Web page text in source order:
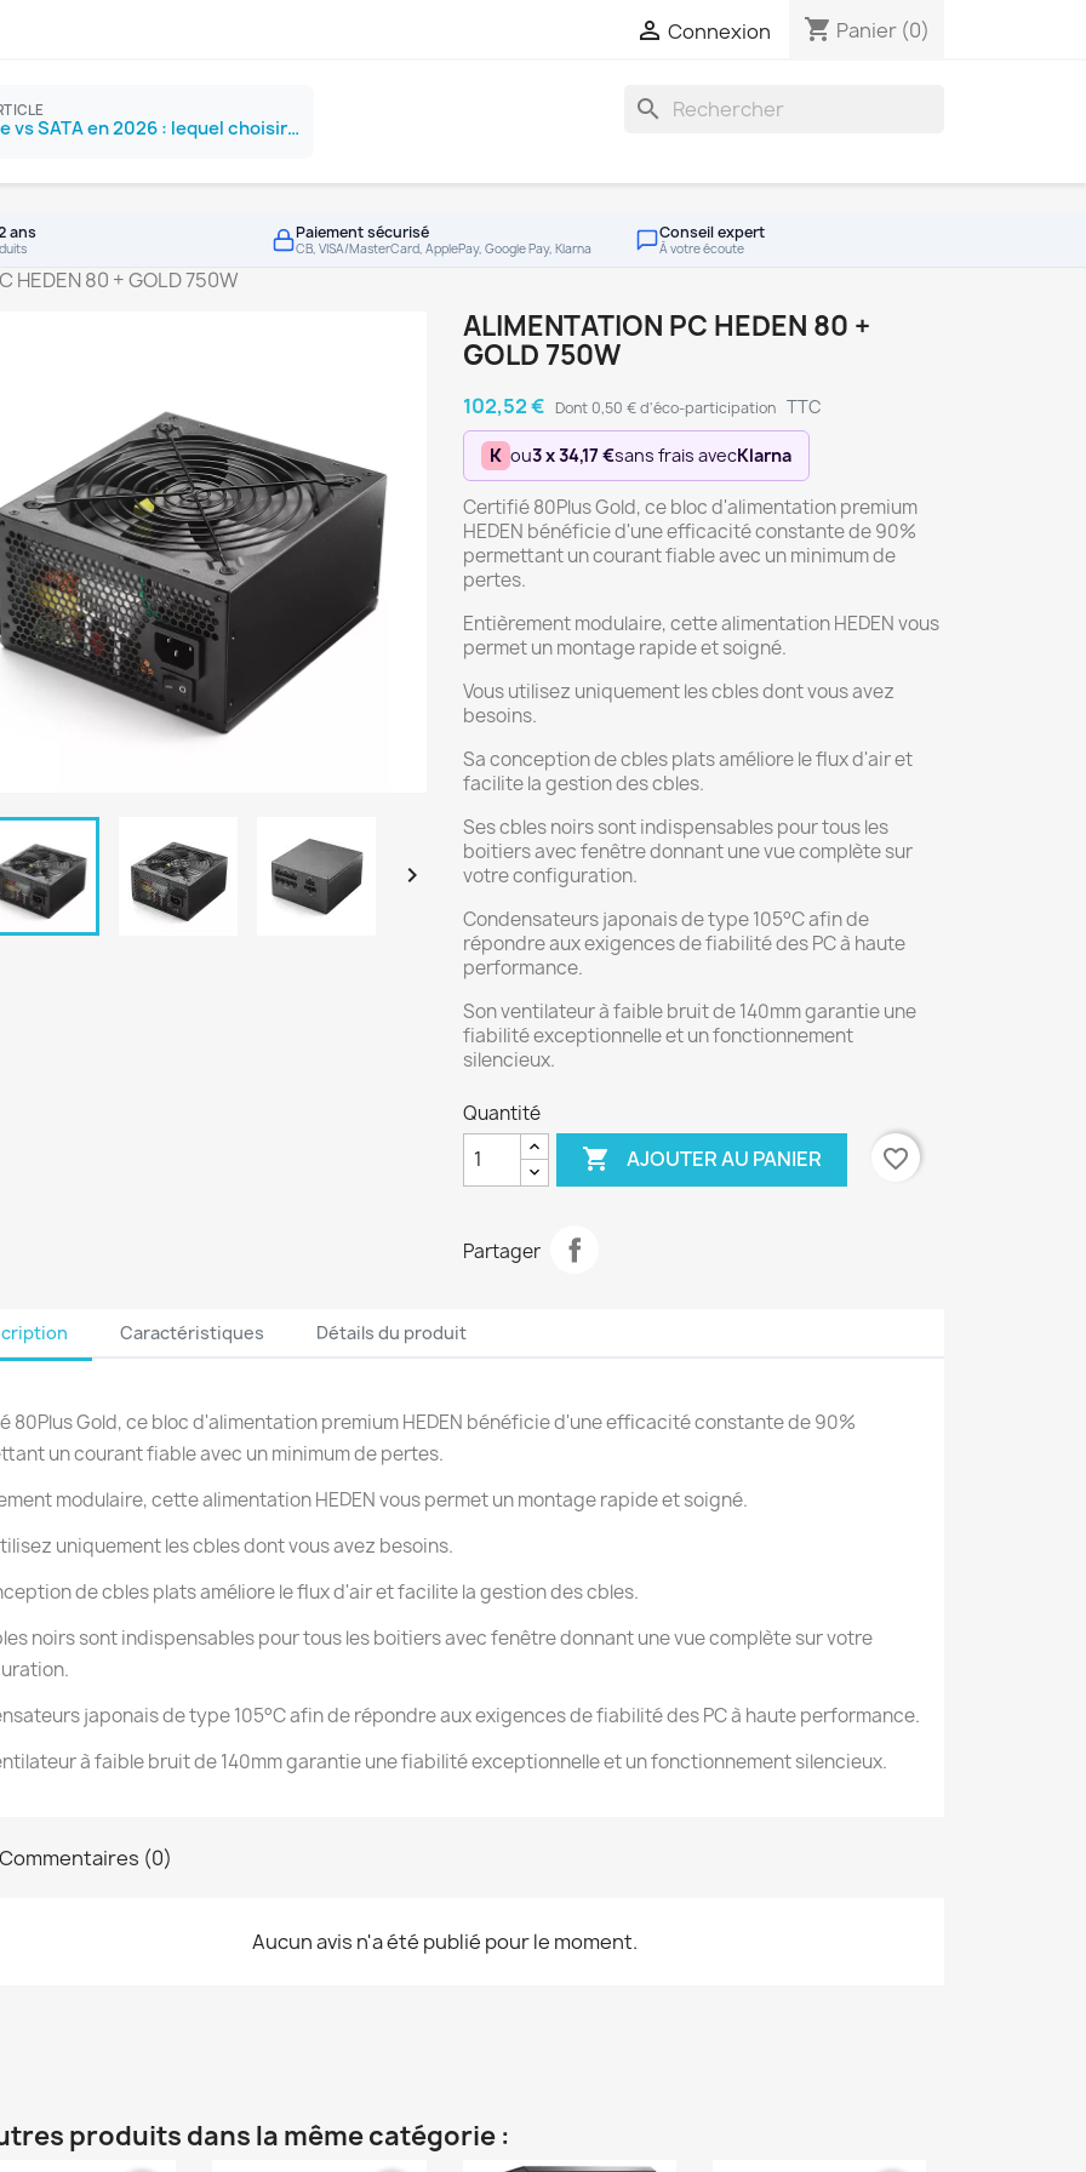
 Connexion shopping_cart Panier (0)
SSD NVMe vs SATA en 2026 : lequel choisir ?
search
ans Paiement sécurisé
CB, VISA/MasterCard, ApplePay, Google Pay, Klarna
Conseil expert
À votre écoute
80 + GOLD 750W

ALIMENTATION PC HEDEN 80 +
GOLD 750W
102,52 € Dont 0,50 € d'éco-participation TTC
K ou3 x 34,17 €sans frais avecKlarna
Certifié 80Plus Gold, ce bloc d'alimentation premium
HEDEN bénéficie d'une efficacité constante de 90%
permettant un courant fiable avec un minimum de
pertes.
Entièrement modulaire, cette alimentation HEDEN vous
permet un montage rapide et soigné.
Vous utilisez uniquement les cbles dont vous avez
besoins.
Sa conception de cbles plats améliore le flux d'air et
facilite la gestion des cbles.
Ses cbles noirs sont indispensables pour tous les
boitiers avec fenêtre donnant une vue complète sur
votre configuration.
Condensateurs japonais de type 105°C afin de
répondre aux exigences de fiabilité des PC à haute
performance.
Son ventilateur à faible bruit de 140mm garantie une
fiabilité exceptionnelle et un fonctionnement
silencieux.
Quantité
 AJOUTER AU PANIER favorite_border
Partager
Caractéristiques Détails du produit
80Plus Gold, ce bloc d'alimentation premium HEDEN bénéficie d'une efficacité constante de 90%
un courant fiable avec un minimum de pertes.
modulaire, cette alimentation HEDEN vous permet un montage rapide et soigné.
uniquement les cbles dont vous avez besoins.
de cbles plats améliore le flux d'air et facilite la gestion des cbles.
noirs sont indispensables pour tous les boitiers avec fenêtre donnant une vue complète sur votre
japonais de type 105°C afin de répondre aux exigences de fiabilité des PC à haute performance.
à faible bruit de 140mm garantie une fiabilité exceptionnelle et un fonctionnement silencieux.
(0)
Aucun avis n'a été publié pour le moment.
produits dans la même catégorie :